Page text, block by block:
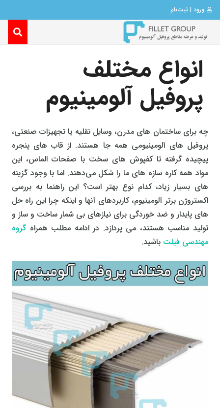
ورود | ثبت‌نام
انواع مختلف
پروفیل آلومینیوم
چه برای ساختمان‌ های مدرن، وسایل نقلیه یا تجهیزات صنعتی،
پروفیل‌ های آلومینیومی همه جا هستند. از قاب‌ های پنجره
پیچیده گرفته تا کفپوش‌ های سخت با صفحات الماس، این
مواد همه‌ کاره سازه‌ های ما را شکل می‌دهند. اما با وجود گزینه‌
های بسیار زیاد، کدام نوع بهتر است؟ این راهنما به بررسی
اکستروژن برتر آلومینیوم، کاربردهای آنها و اینکه چرا این راه‌ حل‌
های پایدار و ضد خوردگی برای نیازهای بی شمار ساخت و ساز و
تولید مناسب هستند، می پردازد. در ادامه مطلب همراه گروه
مهندسی فیلت باشید.